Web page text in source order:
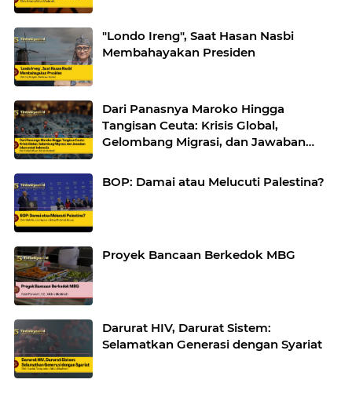
"Londo Ireng", Saat Hasan Nasbi
Membahayakan Presiden
Dari Panasnya Maroko Hingga
Tangisan Ceuta: Krisis Global,
Gelombang Migrasi, dan Jawaban
BOP: Damai atau Melucuti Palestina?
Proyek Bancaan Berkedok MBG
Darurat HIV, Darurat Sistem:
Selamatkan Generasi dengan Syariat